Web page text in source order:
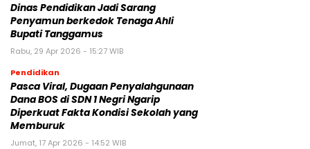
Dinas Pendidikan Jadi Sarang
Penyamun berkedok Tenaga Ahli
Bupati Tanggamus
Rabu, 29 Apr 2026 - 15:27 WIB
Pendidikan
Pasca Viral, Dugaan Penyalahgunaan
Dana BOS di SDN 1 Negri Ngarip
Diperkuat Fakta Kondisi Sekolah yang
Memburuk
Jumat, 17 Apr 2026 - 14:52 WIB